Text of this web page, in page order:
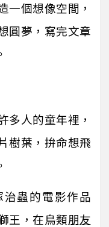
一個想像空間，
圓夢，寫完文章
多人的童年裡，
樹葉，拚命想飛
蟲的電影作品
王，在鳥類朋友